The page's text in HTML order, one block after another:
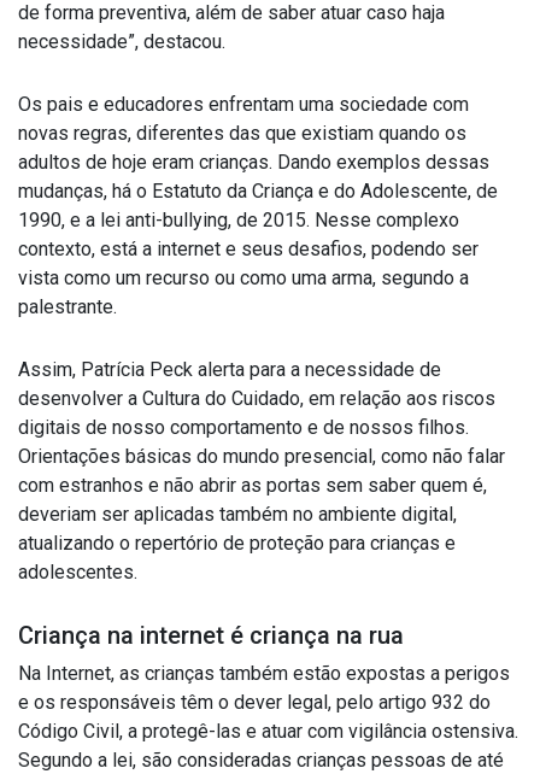
de forma preventiva, além de saber atuar caso haja
necessidade”, destacou.
Os pais e educadores enfrentam uma sociedade com
novas regras, diferentes das que existiam quando os
adultos de hoje eram crianças. Dando exemplos dessas
mudanças, há o Estatuto da Criança e do Adolescente, de
1990, e a lei anti-bullying, de 2015. Nesse complexo
contexto, está a internet e seus desafios, podendo ser
vista como um recurso ou como uma arma, segundo a
palestrante.
Assim, Patrícia Peck alerta para a necessidade de
desenvolver a Cultura do Cuidado, em relação aos riscos
digitais de nosso comportamento e de nossos filhos.
Orientações básicas do mundo presencial, como não falar
com estranhos e não abrir as portas sem saber quem é,
deveriam ser aplicadas também no ambiente digital,
atualizando o repertório de proteção para crianças e
adolescentes.
Criança na internet é criança na rua
Na Internet, as crianças também estão expostas a perigos
e os responsáveis têm o dever legal, pelo artigo 932 do
Código Civil, a protegê-las e atuar com vigilância ostensiva.
Segundo a lei, são consideradas crianças pessoas de até